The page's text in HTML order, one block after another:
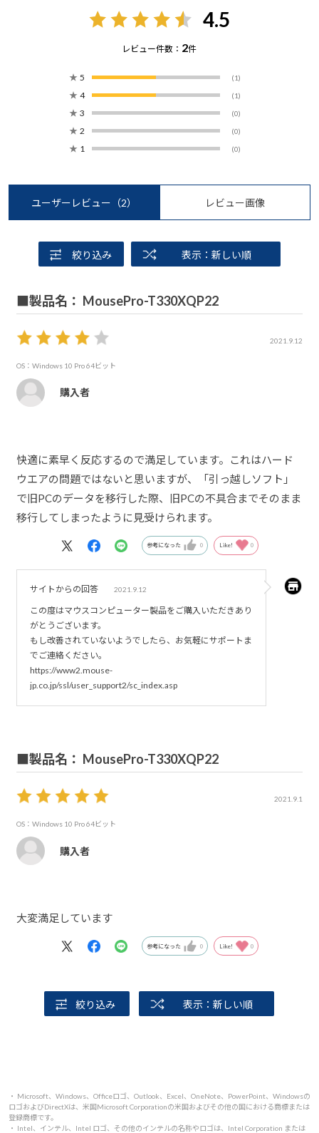
4.5
レビュー件数： 2件
★ 5 (1)
★ 4 (1)
★ 3 (0)
★ 2 (0)
★ 1 (0)
ユーザーレビュー （2） レビュー画像
絞り込み 表示：新しい順
■製品名： MousePro-T330XQP22
2021.9.12
OS：Windows 10 Pro 64ビット
購入者
快適に素早く反応するので満足しています。これはハード
ウエアの問題ではないと思いますが、「引っ越しソフト」
で旧PCのデータを移行した際、旧PCの不具合までそのまま
移行してしまったように見受けられます。
参考になった 0 Like! 0
サイトからの回答 2021.9.12
この度はマウスコンピューター製品をご購入いただきあり
がとうございます。
もし改善されていないようでしたら、お気軽にサポートま
でご連絡ください。
https://www2.mouse-
jp.co.jp/ssl/user_support2/sc_index.asp
■製品名： MousePro-T330XQP22
2021.9.1
OS：Windows 10 Pro 64ビット
購入者
大変満足しています
参考になった 0 Like! 0
絞り込み 表示：新しい順
・ Microsoft、Windows、Officeロゴ、Outlook、Excel、OneNote、PowerPoint、Windowsの
ロゴおよびDirectXは、米国Microsoft Corporationの米国およびその他の国における商標または
登録商標です。
・ Intel、インテル、Intel ロゴ、その他のインテルの名称やロゴは、Intel Corporation または